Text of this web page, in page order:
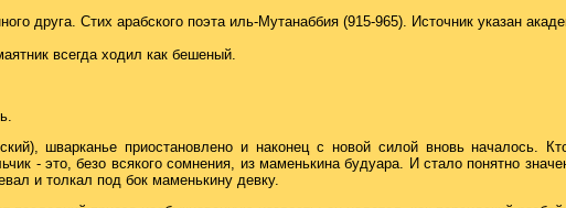
друга. Стих арабского поэта иль-Мутанаббия (915-965). Источник указан
всегда ходил как бешеный.
шварканье приостановлено и наконец с новой силой вновь началось.
- это, безо всякого сомнения, из маменькина будуара. И стало понятно
и толкал под бок маменькину девку.